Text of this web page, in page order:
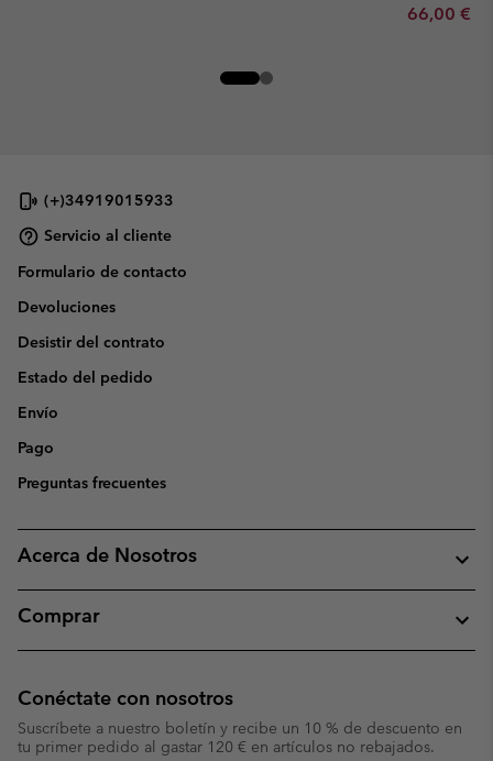
Minimum
66,00 €
(+)34919015933
Servicio al cliente
Formulario de contacto
Devoluciones
Desistir del contrato
Estado del pedido
Envío
Pago
Preguntas frecuentes
Acerca de Nosotros
Comprar
Conéctate con nosotros
Suscríbete a nuestro boletín y recibe un 10 % de descuento en
tu primer pedido al gastar 120 € en artículos no rebajados.